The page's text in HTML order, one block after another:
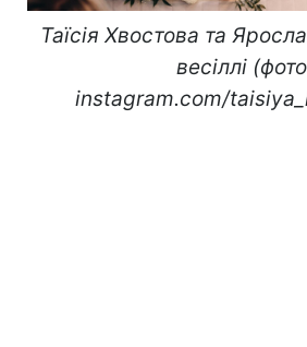
Таїсія Хвостова та
весіллі
instagram.com/